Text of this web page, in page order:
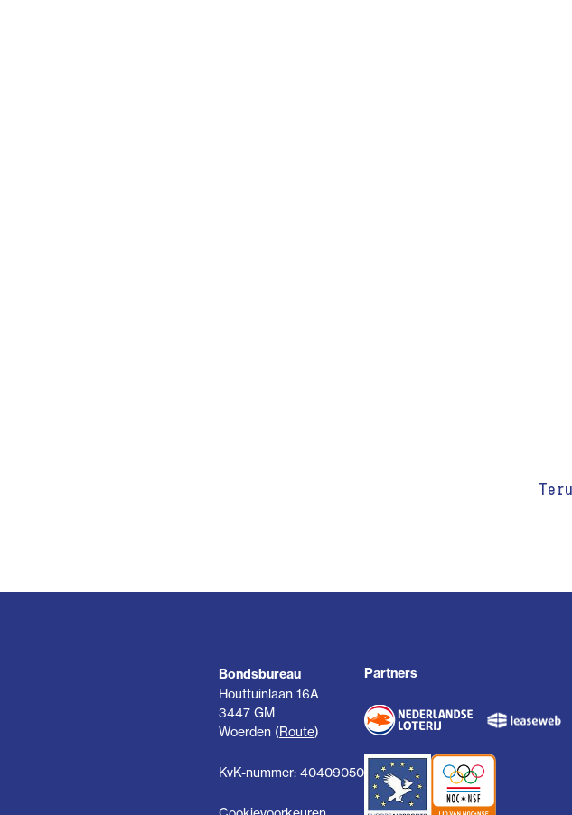
Bondsbureau
Houttuinlaan 16A
3447 GM
Woerden (Route)
KvK-nummer: 40409050
Partners